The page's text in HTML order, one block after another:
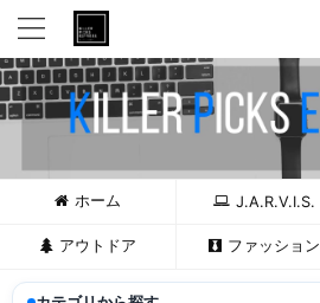
ホーム J.A.R.V.I.S.
アウトドア ファッション